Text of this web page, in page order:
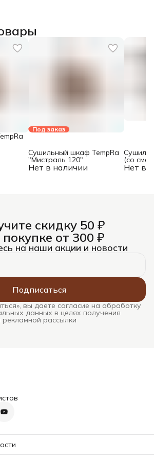
Под заказ
Нет в наличии
Сушильный шкаф TempRa
"Мистраль 120"
Нет в
(со
REFSAN
скидку 50 ₽
от 300 ₽
на наши акции и новости
Подписаться
вы даете согласие на обработку
данных в целях получения
рассылки